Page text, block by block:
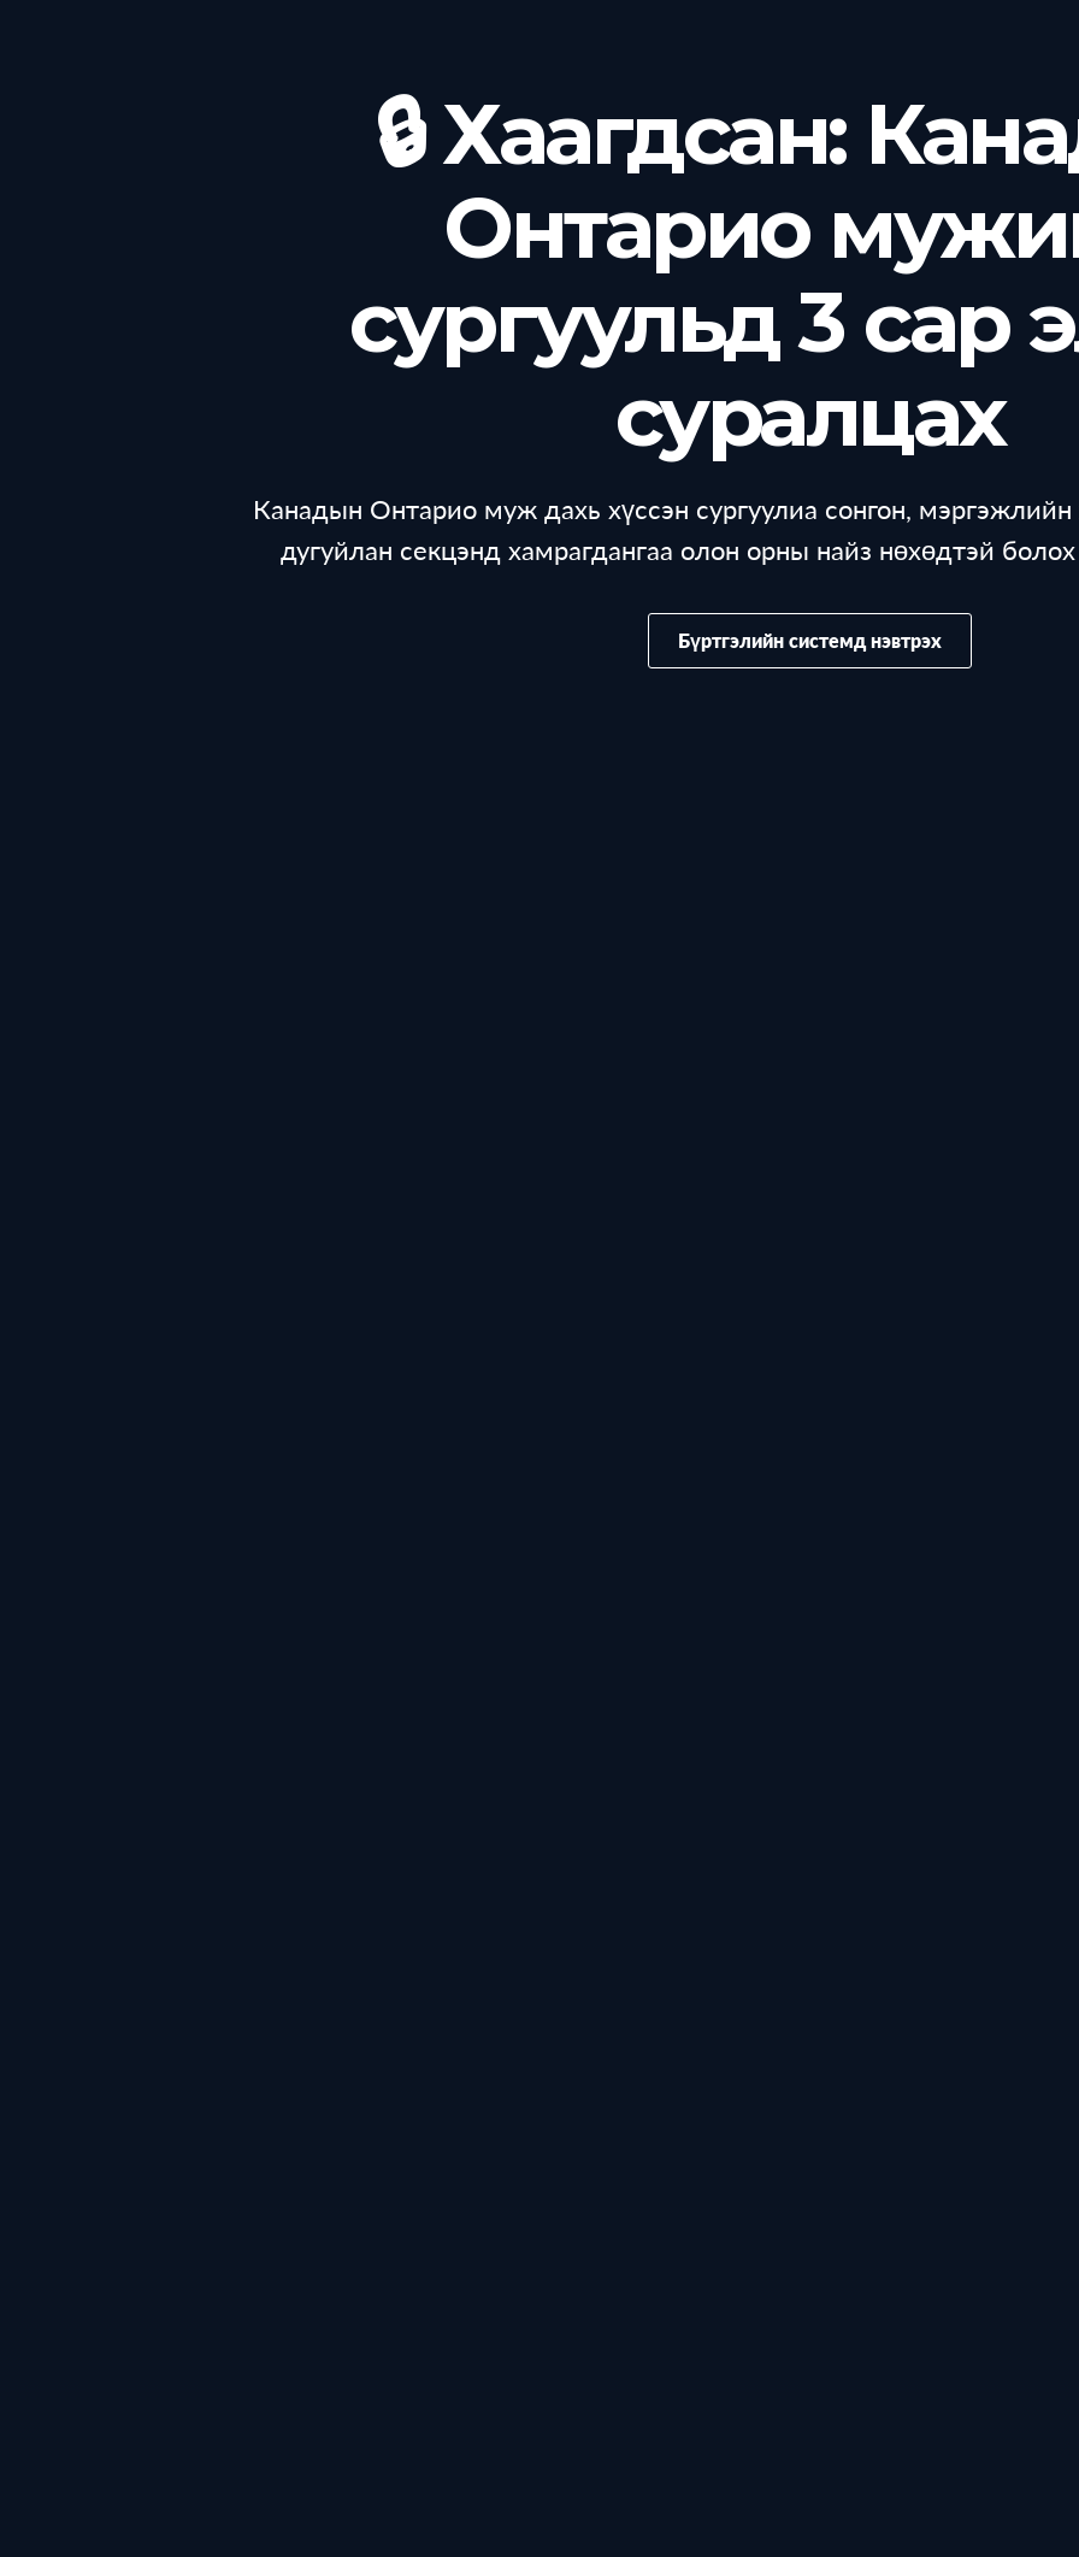
🔒 Хаагдсан:
Онтарио
сургуульд 3 сар
суралцах
Канадын Онтарио муж дахь хүссэн сургуулиа сонгон, мэргэжлийн
дугуйлан секцэнд хамрагдангаа олон орны найз нөхөдтэй
Бүртгэлийн системд нэвтрэх